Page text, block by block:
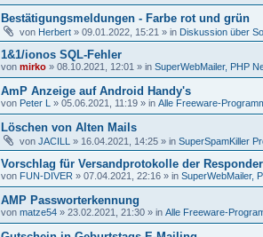
Bestätigungsmeldungen - Farbe rot und grün
von Herbert » 09.01.2022, 15:21 » in Diskussion über
1&1/ionos SQL-Fehler
von mirko » 08.10.2021, 12:01 » in SuperWebMailer, PHP
AmP Anzeige auf Android Handy's
von Peter L » 05.06.2021, 11:19 » in Alle Freeware-
Löschen von Alten Mails
von JACILL » 16.04.2021, 14:25 » in SuperSpamKiller
Vorschlag für Versandprotokolle der Responder
von FUN-DIVER » 07.04.2021, 22:16 » in SuperWebMailer,
AMP Passworterkennung
von matze54 » 23.02.2021, 21:30 » in Alle Freeware-